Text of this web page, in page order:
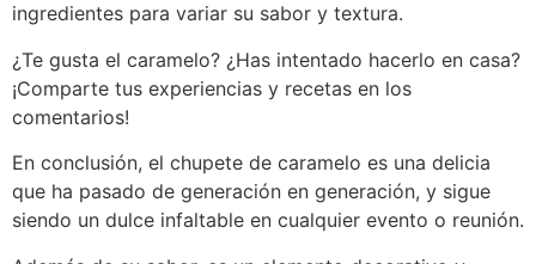
ingredientes para variar su sabor y textura.
¿Te gusta el caramelo? ¿Has intentado hacerlo en casa?
¡Comparte tus experiencias y recetas en los
comentarios!
En conclusión, el chupete de caramelo es una delicia
que ha pasado de generación en generación, y sigue
siendo un dulce infaltable en cualquier evento o reunión.